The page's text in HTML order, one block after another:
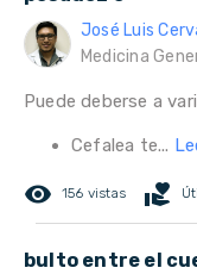
José Luis
Medicina
Puede deberse a
Cefalea te...
remove_red_eye 156 vistas volunteer_activism
bulto entre el